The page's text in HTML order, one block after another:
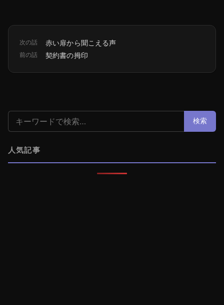
次の話 赤い扉から聞こえる声
前の話 契約書の拇印
検索: 検索
人気記事